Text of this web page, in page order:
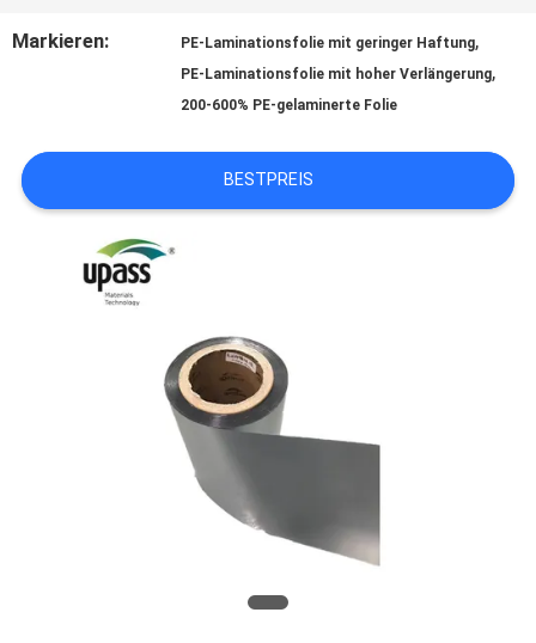
ÜBER
WERKSBESICHTIGUNG
QUALITÄTSKONTROLLE
Markieren: PE-Laminationsfolie mit geringer Haftung,
PE-Laminationsfolie mit hoher Verlängerung,
200-600% PE-gelaminerte Folie
BESTPREIS